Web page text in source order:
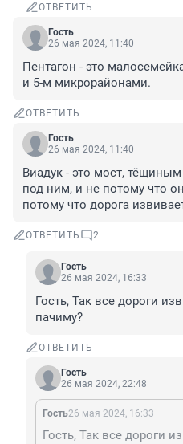
ОТВЕТИТЬ
Гость
26 мая 2024, 11:40
Пентагон - это
и 5-м микрорайонами.
ОТВЕТИТЬ
Гость
26 мая 2024, 11:40
Виадук - это мост,
под ним, и не потому что
потому что дорога
ОТВЕТИТЬ 2
Гость
26 мая 2024, 16:33
Гость, Так все дороги
пачиму?
ОТВЕТИТЬ
Гость
26 мая 2024, 22:48
Гость26 мая 2024, 16:33